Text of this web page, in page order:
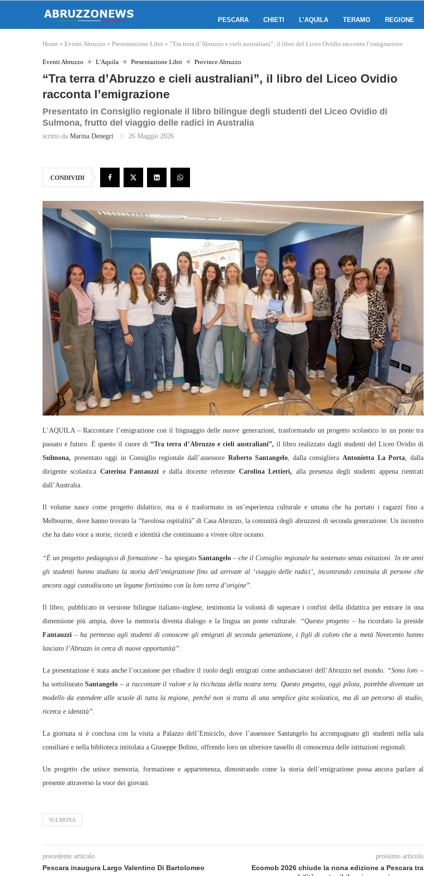
PESCARA CHIETI L’AQUILA TERAMO REGIONE
Home » Eventi Abruzzo » Presentazione Libri » “Tra terra d’Abruzzo e cieli australiani”, il libro del Liceo Ovidio racconta l’emigrazione
Eventi Abruzzo L'Aquila Presentazione Libri Province Abruzzo
“Tra terra d’Abruzzo e cieli australiani”, il libro del Liceo Ovidio
racconta l’emigrazione
Presentato in Consiglio regionale il libro bilingue degli studenti del Liceo Ovidio di
Sulmona, frutto del viaggio delle radici in Australia
scritto da Marina Denegri 26 Maggio 2026
CONDIVIDI
L’AQUILA – Raccontare l’emigrazione con il linguaggio delle nuove generazioni, trasformando un progetto scolastico in un ponte tra
passato e futuro. È questo il cuore di “Tra terra d’Abruzzo e cieli australiani”, il libro realizzato dagli studenti del Liceo Ovidio di
Sulmona, presentato oggi in Consiglio regionale dall’assessore Roberto Santangelo , dalla consigliera Antonietta La Porta , dalla
dirigente scolastica Caterina Fantauzzi e dalla docente referente Carolina Lettieri, alla presenza degli studenti appena rientrati
dall’Australia.
Il volume nasce come progetto didattico, ma si è trasformato in un’esperienza culturale e umana che ha portato i ragazzi fino a
Melbourne, dove hanno trovato la “favolosa ospitalità” di Casa Abruzzo, la comunità degli abruzzesi di seconda generazione. Un incontro
che ha dato voce a storie, ricordi e identità che continuano a vivere oltre oceano.
“È un progetto pedagogico di formazione– ha spiegato Santangelo–che il Consiglio regionale ha sostenuto senza esitazioni. In tre anni
gli studenti hanno studiato la storia dell’emigrazione fino ad arrivare al ‘viaggio delle radici’, incontrando centinaia di persone che
ancora oggi custodiscono un legame fortissimo con la loro terra d’origine”.
Il libro, pubblicato in versione bilingue italiano–inglese, testimonia la volontà di superare i confini della didattica per entrare in una
dimensione più ampia, dove la memoria diventa dialogo e la lingua un ponte culturale.
“Questo progetto –ha ricordato la preside
Fantauzzi –ha permesso agli studenti di conoscere gli emigrati di seconda generazione, i figli di coloro che a metà Novecento hanno
lasciato l’Abruzzo in cerca di nuove opportunità”.
La presentazione è stata anche l’occasione per ribadire il ruolo degli emigrati come ambasciatori dell’Abruzzo nel mondo. “Sono loro –
ha sottolineatoSantangelo – a raccontare il valore e la ricchezza della nostra terra. Questo progetto, oggi pilota, potrebbe diventare un
modello da estendere alle scuole di tutta la regione, perché non si tratta di una semplice gita scolastica, ma di un percorso di studio,
ricerca e identità”.
La giornata si è conclusa con la visita a Palazzo dell’Emiciclo, dove l’assessore Santangelo ha accompagnato gli studenti nella sala
consiliare e nella biblioteca intitolata a Giuseppe Bolino, offrendo loro un ulteriore tassello di conoscenza delle istituzioni regionali.
Un progetto che unisce memoria, formazione e appartenenza, dimostrando come la storia dell’emigrazione possa ancora parlare al
presente attraverso la voce dei giovani.
SULMONA
precedente articolo
Pescara inaugura Largo Valentino Di Bartolomeo
prossimo articolo
Ecomob 2026 chiude la nona edizione a Pescara tra